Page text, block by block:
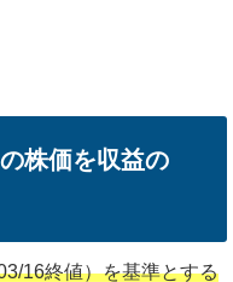
株価を収益の
16終値）を基準とする